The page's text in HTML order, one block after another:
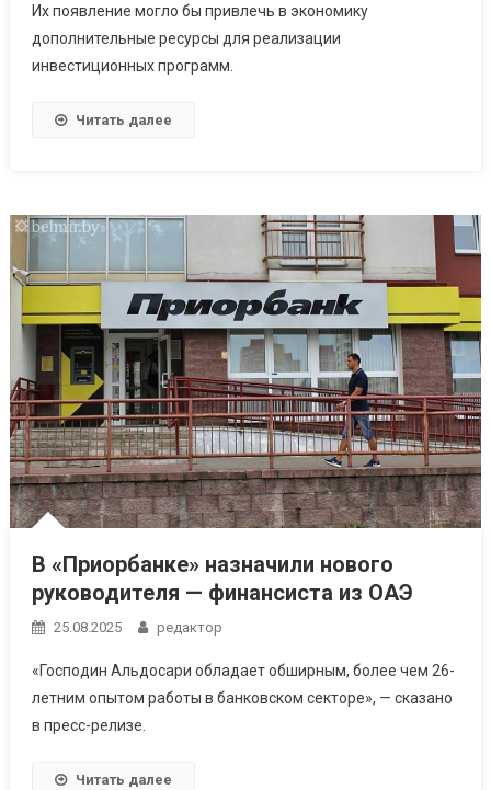
Их появление могло бы привлечь в экономику
дополнительные ресурсы для реализации
инвестиционных программ.
Читать далее
В «Приорбанке» назначили нового
руководителя — финансиста из ОАЭ
25.08.2025 редактор
«Господин Альдосари обладает обширным, более чем 26-
летним опытом работы в банковском секторе», — сказано
в пресс-релизе.
Читать далее